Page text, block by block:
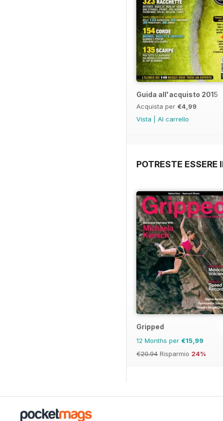
Guida all'acquisto 2015
Acquista per €4,99
Vista
Al carrello
POTRESTE ESSERE
Gripped
12 Months per €15,99
€20.94 Risparmio 24%